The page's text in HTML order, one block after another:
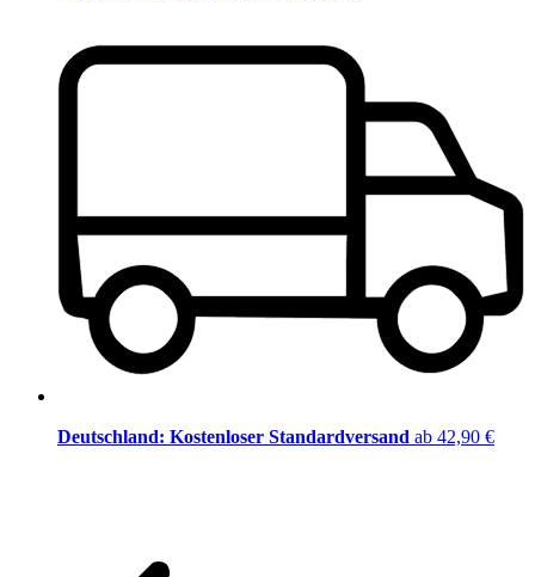
Deutschland: Kostenloser Standardversand ab 42,90 €